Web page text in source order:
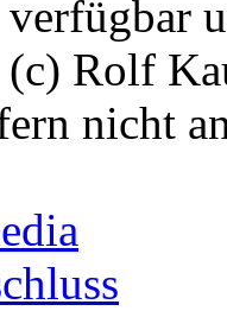
Rolf
nicht